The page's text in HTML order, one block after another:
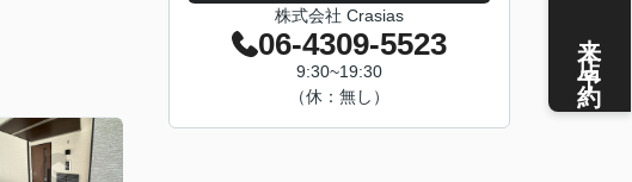
株式会社 Crasias
06-4309-5523
9:30~19:30
（休：無し）
来店予約